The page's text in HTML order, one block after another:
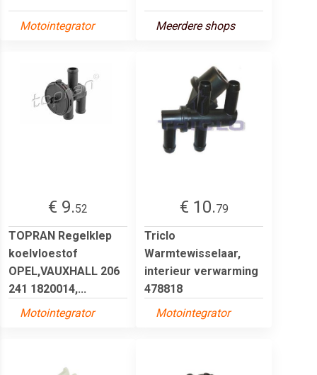
Motointegrator Meerdere shops
€ 9.52
TOPRAN Regelklep
koelvloestof
OPEL,VAUXHALL 206
241 1820014,...
Motointegrator
€ 10.79
Triclo
Warmtewisselaar,
interieur verwarming
478818
Motointegrator